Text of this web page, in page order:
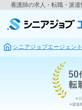
看護師の求人・転職・派
シニアジョブエージェント